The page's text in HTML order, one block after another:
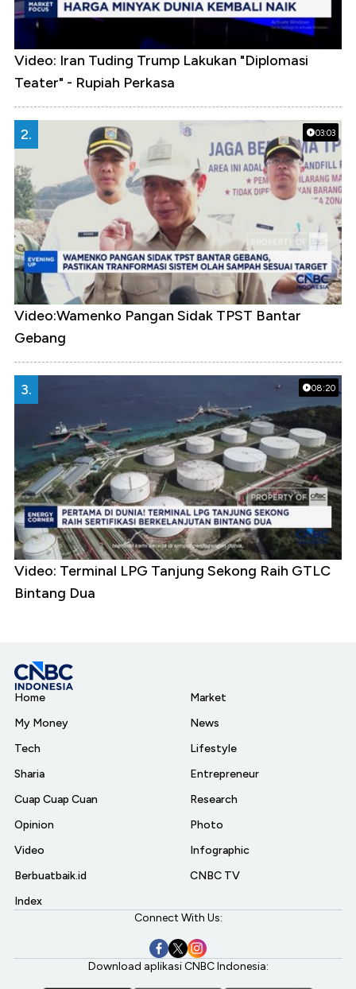
Video: Iran Tuding Trump Lakukan "Diplomasi
Teater" - Rupiah Perkasa
03:03
2.
Video:Wamenko Pangan Sidak TPST Bantar
Gebang
08:20
3.
Video: Terminal LPG Tanjung Sekong Raih GTLC
Bintang Dua
Home
My Money
Tech
Sharia
Cuap Cuap Cuan
Opinion
Video
Berbuatbaik.id
Index
Market
News
Lifestyle
Entrepreneur
Research
Photo
Infographic
CNBC TV
Connect With Us:
Download aplikasi CNBC Indonesia: